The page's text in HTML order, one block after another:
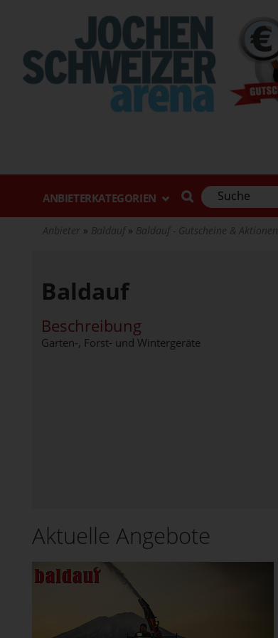
ANBIETERKATEGORIEN
Anbieter Baldauf Baldauf - Gutscheine & Aktionen
Baldauf
Beschreibung
Garten-, Forst- und Wintergeräte
Aktuelle Angebote